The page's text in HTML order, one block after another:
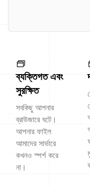
ব্যক্তিগত এবং
সুরক্ষিত
সবকিছু আপনার
ব্রাউজারে ঘটে।
আপনার ফাইল
আমাদের সার্ভারে
কখনও স্পর্শ করে
না।